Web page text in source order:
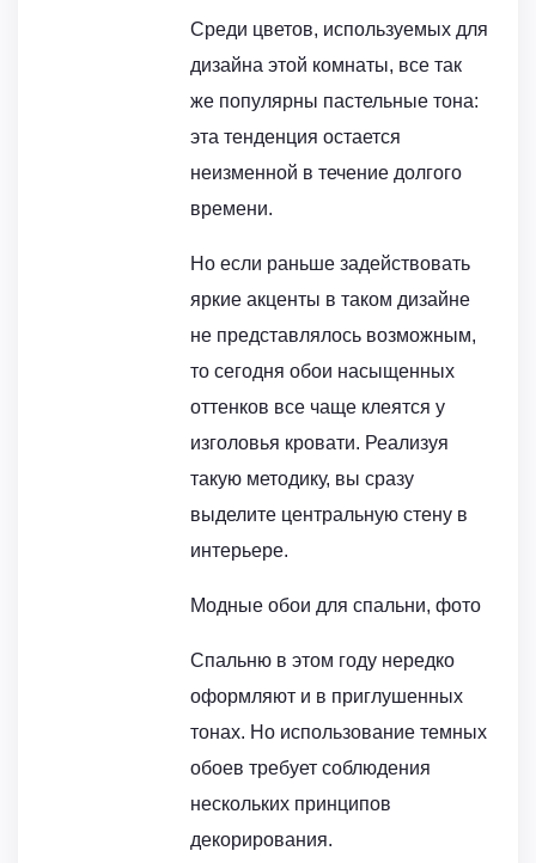
Среди цветов, используемых для
дизайна этой комнаты, все так
же популярны пастельные тона:
эта тенденция остается
неизменной в течение долгого
времени.
Но если раньше задействовать
яркие акценты в таком дизайне
не представлялось возможным,
то сегодня обои насыщенных
оттенков все чаще клеятся у
изголовья кровати. Реализуя
такую методику, вы сразу
выделите центральную стену в
интерьере.
Модные обои для спальни, фото
Спальню в этом году нередко
оформляют и в приглушенных
тонах. Но использование темных
обоев требует соблюдения
нескольких принципов
декорирования.